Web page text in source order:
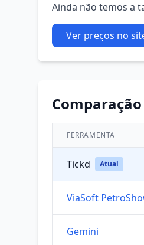
Ainda não temos a
Ver preços no
FERRAMENTA
Tickd Atual
ViaSoft
Gemini